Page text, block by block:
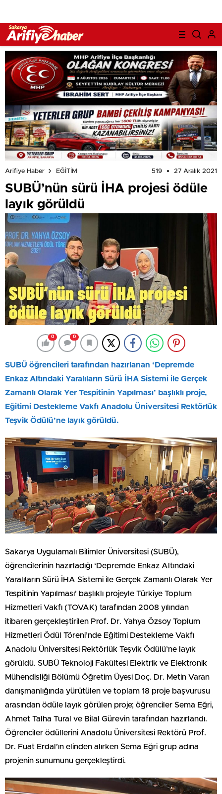
Arifiye Haber EĞİTİM 519 27 Aralık 2021
SUBÜ’nün sürü İHA projesi ödüle
layık görüldü
0 0
SUBÜ öğrencileri tarafından hazırlanan ‘Depremde
Enkaz Altındaki Yaralıların Sürü İHA Sistemi ile Gerçek
Zamanlı Olarak Yer Tespitinin Yapılması’ başlıklı proje,
Eğitimi Destekleme Vakfı Anadolu Üniversitesi Rektörlük
Teşvik Ödülü’ne layık görüldü.
Sakarya Uygulamalı Bilimler Üniversitesi (SUBÜ),
öğrencilerinin hazırladığı ‘Depremde Enkaz Altındaki
Yaralıların Sürü İHA Sistemi ile Gerçek Zamanlı Olarak Yer
Tespitinin Yapılması’ başlıklı projeyle Türkiye Toplum
Hizmetleri Vakfı (TOVAK) tarafından 2008 yılından
itibaren gerçekleştirilen Prof. Dr. Yahya Özsoy Toplum
Hizmetleri Ödül Töreni’nde Eğitimi Destekleme Vakfı
Anadolu Üniversitesi Rektörlük Teşvik Ödülü’ne layık
görüldü. SUBÜ Teknoloji Fakültesi Elektrik ve Elektronik
Mühendisliği Bölümü Öğretim Üyesi Doç. Dr. Metin Varan
danışmanlığında yürütülen ve toplam 18 proje başvurusu
arasından ödüle layık görülen proje; öğrenciler Sema Eğri,
Ahmet Talha Tural ve Bilal Gürevin tarafından hazırlandı.
Öğrenciler ödüllerini Anadolu Üniversitesi Rektörü Prof.
Dr. Fuat Erdal’ın elinden alırken Sema Eğri grup adına
projenin sunumunu gerçekleştirdi.